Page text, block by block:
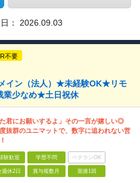
： 2026.09.03
不要
イン（法人）★未経験OK★リモ
業少なめ★土日祝休
た君にお願いするよ」その一言が嬉しい◎
抜群のユニマットで、数字に追われない営
験歓迎 学歴不問 ベテランOK
週休2日 賞与複数月 面接1回